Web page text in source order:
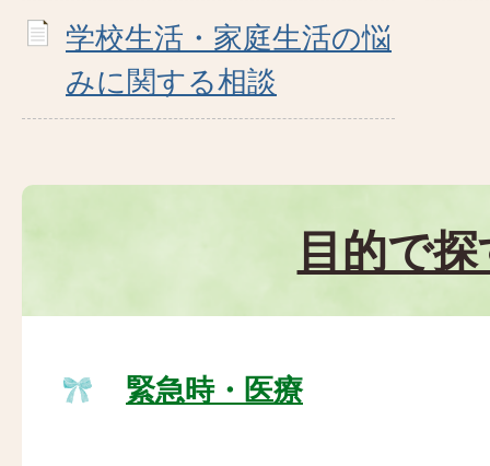
学校生活・家庭生活の悩
みに関する相談
目的で
緊急時・医療